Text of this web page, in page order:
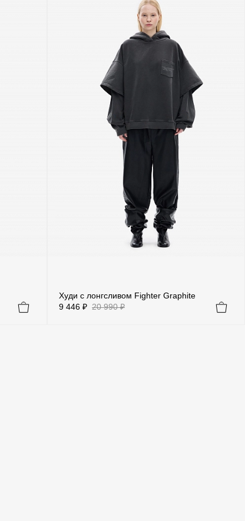
Худи с лонгсливом Fighter Graphite
9 446 ₽ 20 990 ₽